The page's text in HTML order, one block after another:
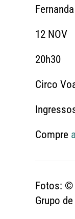
12 NOV
20h30
Circo
Compre
Fotos: ©
Grupo